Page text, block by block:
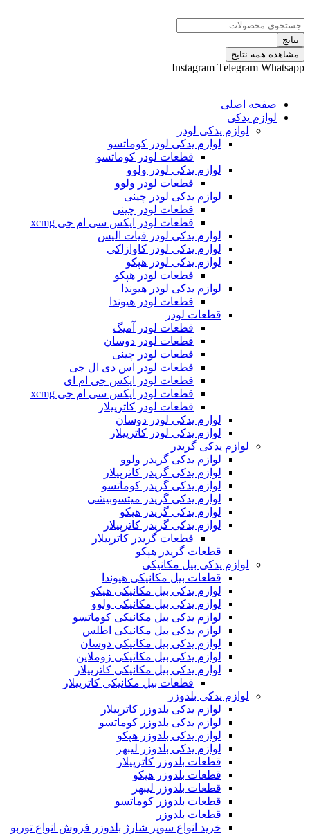
نتایج
Instagram Telegram
اصلی
یدکی
لوازم یدکی لودر
لوازم یدکی لودر کوماتسو
قطعات لودر کوماتسو
لوازم یدکی لودر ولوو
قطعات لودر ولوو
لوازم یدکی لودر چینی
قطعات لودر چینی
قطعات لودر ایکس سی ام جی xcmg
لوازم یدکی لودر فیات الیس
لوازم یدکی لودر کاوازاکی
لوازم یدکی لودر هپکو
قطعات لودر هپکو
لوازم یدکی لودر هیوندا
قطعات لودر هیوندا
قطعات لودر
قطعات لودر آمیگ
قطعات لودر دوسان
قطعات لودر چینی
قطعات لودر اس دی ال جی
قطعات لودر ایکس جی ام ای
قطعات لودر ایکس سی ام جی xcmg
قطعات لودر کاترپیلار
لوازم یدکی لودر دوسان
لوازم یدکی لودر کاترپیلار
لوازم یدکی گریدر
لوازم یدکی گریدر ولوو
لوازم یدکی گریدر کاترپیلار
لوازم یدکی گریدر کوماتسو
لوازم یدکی گریدر میتسوبیشی
لوازم یدکی گریدر هپکو
لوازم یدکی گریدر کاترپیلار
قطعات گریدر کاترپیلار
قطعات گریدر هپکو
لوازم یدکی بیل مکانیکی
قطعات بیل مکانیکی هیوندا
لوازم یدکی بیل مکانیکی هپکو
لوازم یدکی بیل مکانیکی ولوو
لوازم یدکی بیل مکانیکی کوماتسو
لوازم یدکی بیل مکانیکی اطلس
لوازم یدکی بیل مکانیکی دوسان
لوازم یدکی بیل مکانیکی زوملاین
لوازم یدکی بیل مکانیکی کاترپیلار
قطعات بیل مکانیکی کاترپیلار
لوازم یدکی بلدوزر
لوازم یدکی بلدوزر کاترپیلار
لوازم یدکی بلدوزر کوماتسو
لوازم یدکی بلدوزر هپکو
لوازم یدکی بلدوزر لیبهر
قطعات بلدوزر کاترپیلار
قطعات بلدوزر هپکو
قطعات بلدوزر لیبهر
قطعات بلدوزر کوماتسو
قطعات بلدوزر
خرید انواع سوپر شارژ بلدوزر فروش انواع توربو